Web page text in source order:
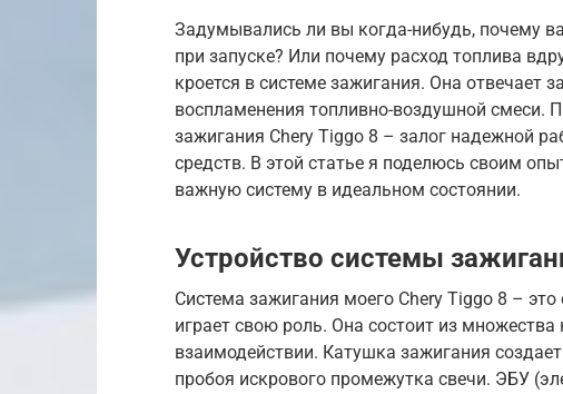
Задумывались ли вы когда-нибудь, почему
при запуске? Или почему расход топлива
кроется в системе зажигания. Она отвечает
воспламенения топливно-воздушной смеси.
зажигания Chery Tiggo 8 – залог надежной
средств. В этой статье я поделюсь своим
важную систему в идеальном состоянии.
Устройство системы
Система зажигания моего Chery Tiggo 8 –
играет свою роль. Она состоит из
взаимодействии. Катушка зажигания
пробоя искрового промежутка свечи. ЭБУ